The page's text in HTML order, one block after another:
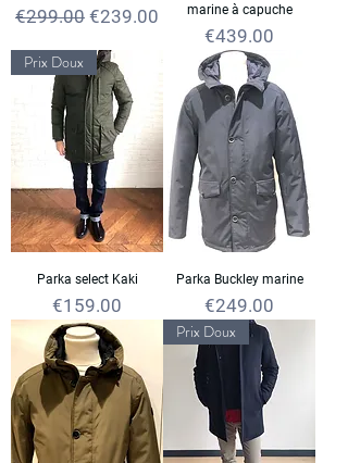
Regular Price
€299.00 Sale Price
€239.00
marine à capuche
Price
€439.00
Prix Doux
Parka select Kaki
Price
€159.00
Parka Buckley marine
Price
€249.00
Prix Doux